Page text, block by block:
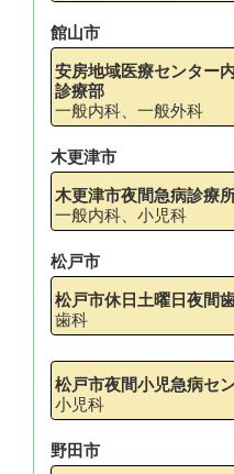
館山市
安房地域医療センター
診療部
一般内科、一般外科
木更津市
木更津市夜間急病診療
一般内科、小児科
松戸市
松戸市休日土曜日夜間
歯科
松戸市夜間小児急病セ
小児科
野田市